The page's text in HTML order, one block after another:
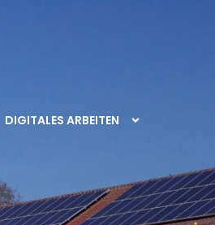
DIGITALES ARBEITEN